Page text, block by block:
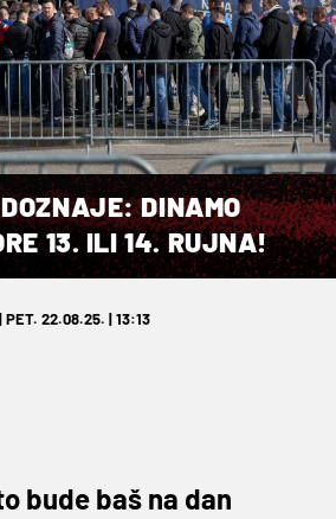
DINAMO
13. ILI 14. RUJNA!
22.08.25. | 13:13
bude baš na dan